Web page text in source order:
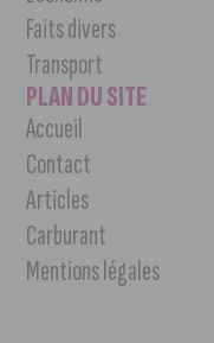
Faits divers
Transport
PLAN DU SITE
Accueil
Contact
Articles
Carburant
Mentions légales